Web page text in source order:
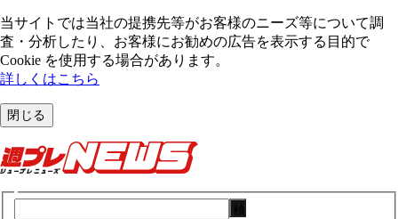
当サイトでは当社の提携先等がお客様のニーズ等について調
査・分析したり、お客様にお勧めの広告を表⽰する⽬的で
Cookie を使⽤する場合があります。
詳しくはこちら
閉じる